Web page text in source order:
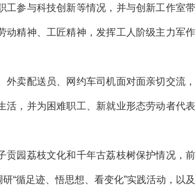
工参与科技创新等情况，并与创新工作室带
动精神、工匠精神，发挥工人阶级主力军作
卖配送员、网约车司机面对面亲切交流，
活，并为困难职工、新就业形态劳动者代表
园荔枝文化和千年古荔枝树保护情况，前
“循足迹、悟思想、看变化”实践活动，以及